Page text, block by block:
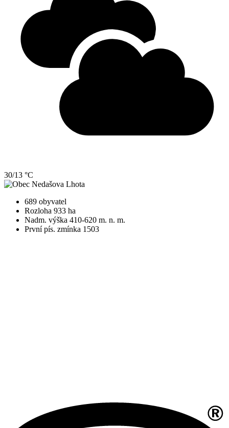
30/13 °C
689 obyvatel
Rozloha 933 ha
Nadm. výška 410-620 m. n. m.
První pís. zmínka 1503